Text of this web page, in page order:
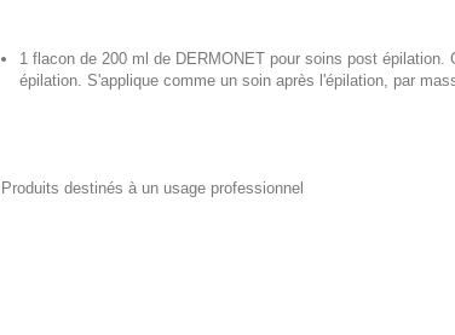
1 flacon de 200 ml de DERMONET pour soins post
épilation. S'applique comme un soin après l'épilation, par
Produits destinés à un usage professionnel